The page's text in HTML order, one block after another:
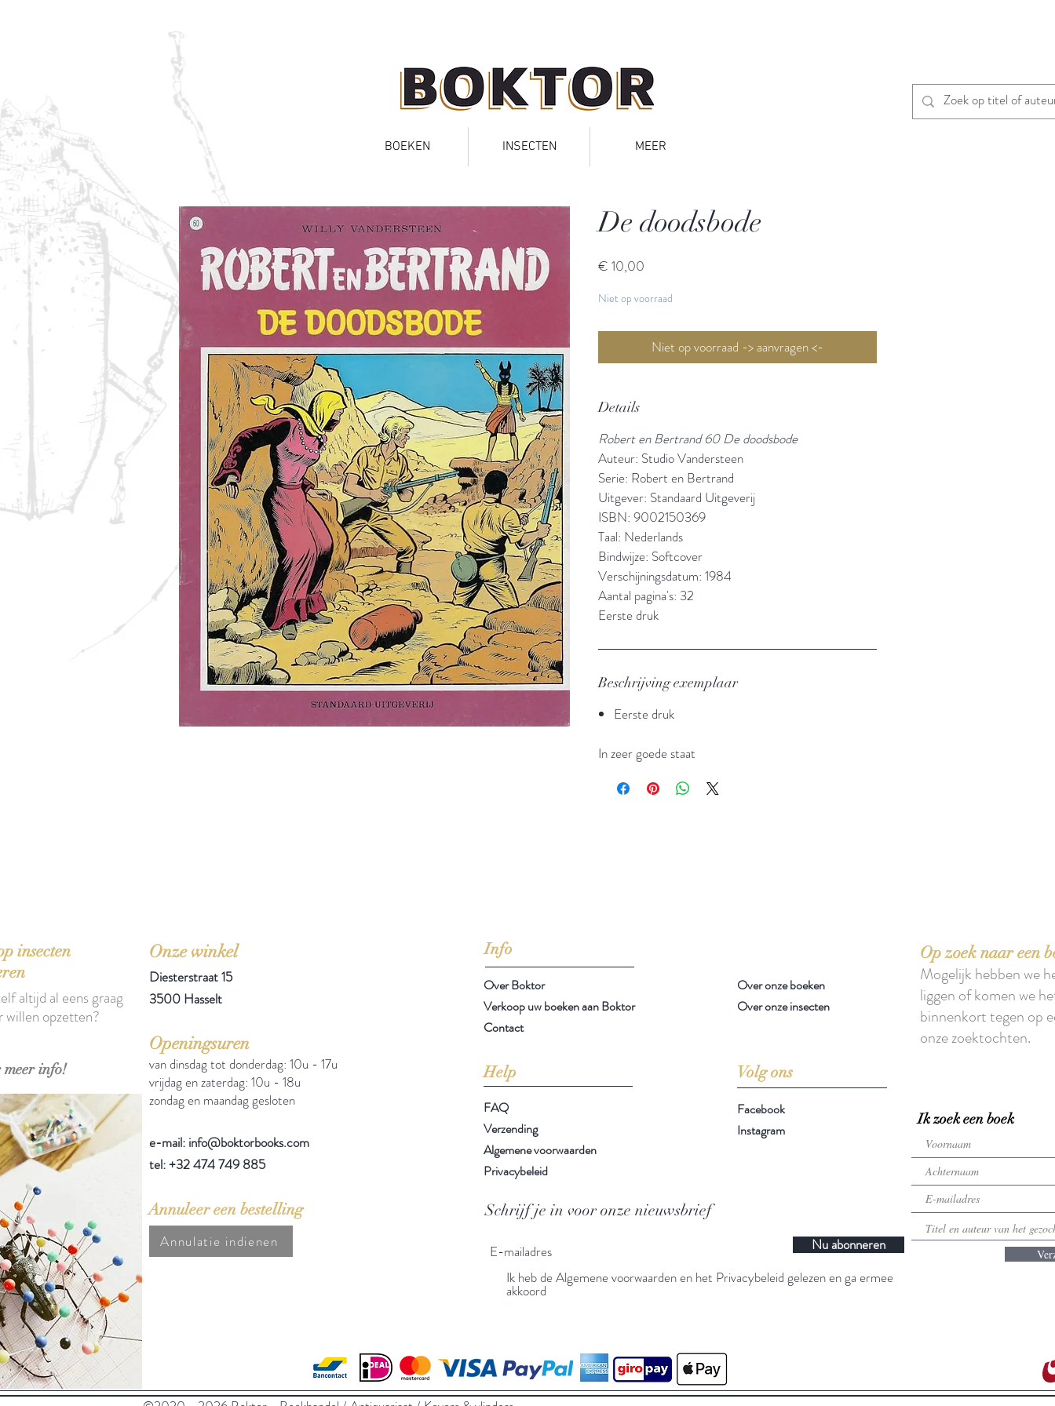
BOEKEN INSECTEN MEER
De doodsbode
€ 10,00
Niet op voorraad
Niet op voorraad -> aanvragen <-
Details
Robert en Bertrand 60 De doodsbode
Auteur: Studio Vandersteen
Serie: Robert en Bertrand
Uitgever: Standaard Uitgeverij
ISBN: 9002150369
Taal: Nederlands
Bindwijze: Softcover
Verschijningsdatum: 1984
Aantal pagina's: 32
Eerste druk
Beschrijving exemplaar
Eerste druk
In zeer goede staat
insecten
info!
altijd al eens graag
willen opzetten?
Onze winkel
Diesterstraat 15
3500 Hasselt
Openingsuren
van dinsdag tot donderdag: 10u - 17u
vrijdag en zaterdag: 10u - 18u
zondag en maandag gesloten
e-mail: info@boktorbooks.com
tel: +32 474 749 885
Info
Over Boktor
Verkoop uw boeken aan Boktor
Contact
Help Volg ons
Op zoek naar een
Mogelijk hebben we
liggen of komen we
binnenkort tegen op
onze zoektochten.
FAQ
Verzending
Algemene voorwaarden
Privacybeleid
Facebook
Instagram
Schrijf je in voor onze nieuwsbrief
Nu abonneren
Ik heb de Algemene voorwaarden en het Privacybeleid gelezen en ga ermee
akkoord
Ik zoek een boek
Over onze boeken
Over onze insecten
Annuleer een bestelling
Annulatie indienen